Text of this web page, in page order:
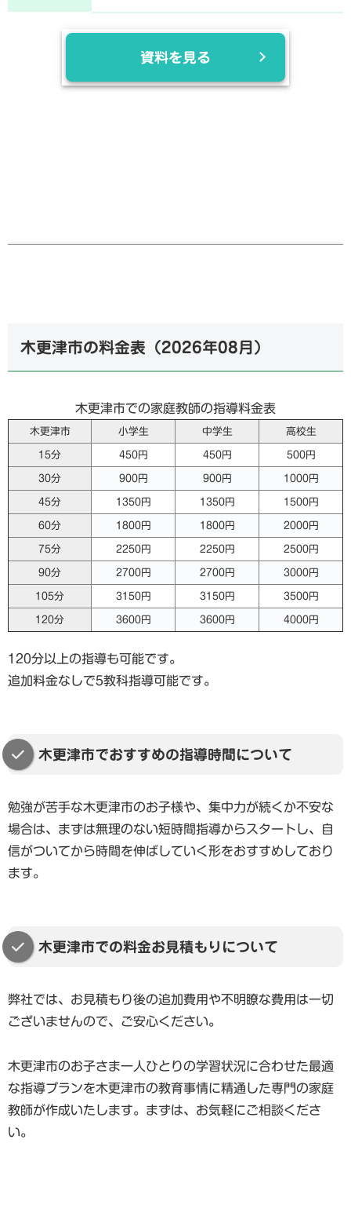
資料を見る
木更津市の料金表（2026年08月）
木更津市での家庭教師の指導料金表
木更津市 小学生 中学生 高校生
15分 450円 450円 500円
30分 900円 900円 1000円
45分 1350円 1350円 1500円
60分 1800円 1800円 2000円
75分 2250円 2250円 2500円
90分 2700円 2700円 3000円
105分 3150円 3150円 3500円
120分 3600円 3600円 4000円
120分以上の指導も可能です。
追加料金なしで5教科指導可能です。
木更津市でおすすめの指導時間について
勉強が苦手な木更津市のお子様や、集中力が続くか不安な
場合は、まずは無理のない短時間指導からスタートし、自
信がついてから時間を伸ばしていく形をおすすめしており
ます。
木更津市での料金お見積もりについて
弊社では、お見積もり後の追加費用や不明瞭な費用は一切
ございませんので、ご安心ください。
木更津市のお子さま一人ひとりの学習状況に合わせた最適
な指導プランを木更津市の教育事情に精通した専門の家庭
教師が作成いたします。まずは、お気軽にご相談くださ
い。